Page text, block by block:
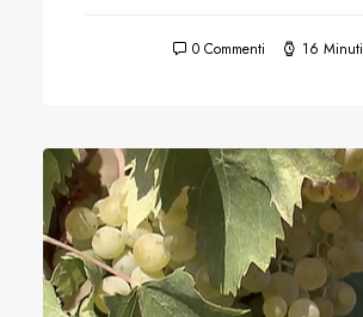
0 Commenti 16 Minuti